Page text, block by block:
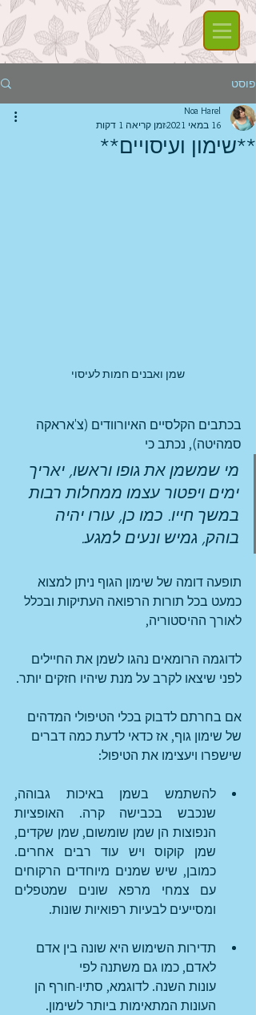
פוסט
**שימון ועיסויים**
Noa Harel
16 במאי 2021
זמן קריאה 1 דקות
שמן ואבנים חמות לעיסוי
בכתבים הקלסיים האיורוודים (צ'אראקה
סמהיטה), נכתב כי
מי שמשמן את גופו וראשו, יאריך
ימים ויפטור עצמו ממחלות רבות
במשך חייו. כמו כן, עורו יהיה
בוהק, גמיש ונעים למגע.
תופעה דומה של שימון הגוף ניתן למצוא
כמעט בכל תורות הרפואה העתיקות ובכלל
לאורך ההיסטוריה,
לדוגמה הרומאים נהגו לשמן את החיילים
לפני שיצאו לקרב על מנת שיהיו חזקים יותר.
אם בחרתם לדבוק בכלי הטיפולי המדהים
של שימון גוף, אז כדאי לדעת כמה דברים
שישפרו ויעצימו את הטיפול:
ומסייעים לבעיות רפואיות שונות.
תדירות השימוש היא שונה בין אדם
לאדם, כמו גם משתנה לפי
עונות השנה. לדוגמא, סתיו-חורף הן
העונות המתאימות ביותר לשימון.